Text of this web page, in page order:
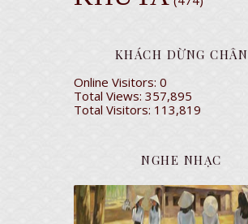
KHÁCH DỪNG CHÂN
Online Visitors:0
Total Views:357,895
Total Visitors: 113,819
NGHE NHẠC